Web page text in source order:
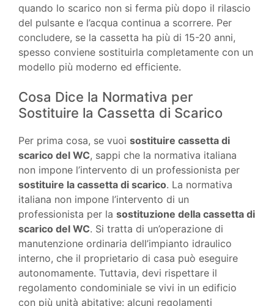
quando lo scarico non si ferma più dopo il rilascio
del pulsante e l’acqua continua a scorrere. Per
concludere, se la cassetta ha più di 15-20 anni,
spesso conviene sostituirla completamente con un
modello più moderno ed efficiente.
Cosa Dice la Normativa per
Sostituire la Cassetta di Scarico
Per prima cosa, se vuoi sostituire cassetta di
scarico del WC, sappi che la normativa italiana
non impone l’intervento di un professionista per
sostituire la cassetta di scarico. La normativa
italiana non impone l’intervento di un
professionista per la sostituzione della cassetta di
scarico del WC. Si tratta di un’operazione di
manutenzione ordinaria dell’impianto idraulico
interno, che il proprietario di casa può eseguire
autonomamente. Tuttavia, devi rispettare il
regolamento condominiale se vivi in un edificio
con più unità abitative: alcuni regolamenti